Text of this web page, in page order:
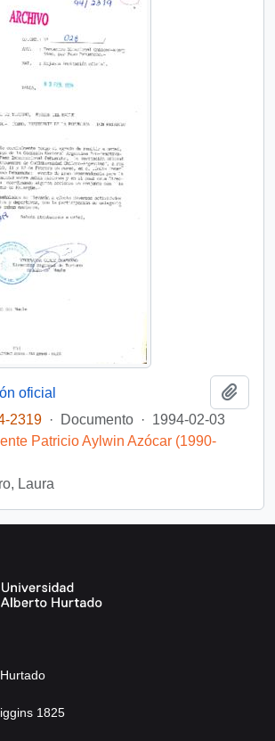
oficial
2319 · Documento · 1994-02-03
Patricio Aylwin Azócar (1990-
Laura
1825